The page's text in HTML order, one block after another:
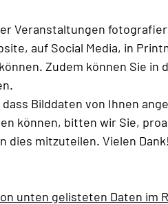
Veranstaltungen
auf Social Media, in
Zudem können Sie in
Bilddaten von Ihnen
können, bitten wir Sie,
dies mitzuteilen. Vielen Dank!
unten gelisteten Daten im